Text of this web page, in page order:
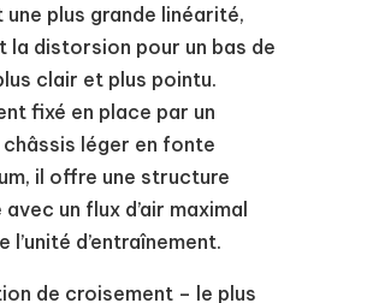
plus grande linéarité,
la distorsion pour un bas de
clair et plus pointu.
fixé en place par un
châssis léger en fonte
il offre une structure
un flux d’air maximal
l’unité d’entraînement.
de croisement – le plus